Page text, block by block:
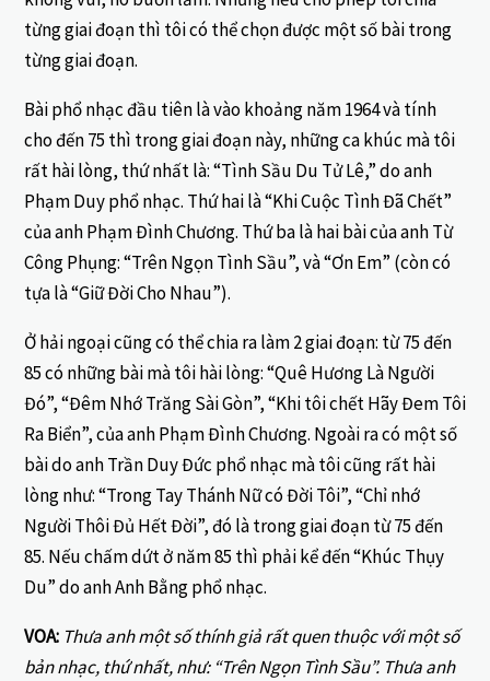
từng giai đoạn thì tôi có thể chọn được một số bài trong
từng giai đoạn.
Bài phổ nhạc đầu tiên là vào khoảng năm 1964 và tính
cho đến 75 thì trong giai đoạn này, những ca khúc mà tôi
rất hài lòng, thứ nhất là: “Tình Sầu Du Tử Lê,” do anh
Phạm Duy phổ nhạc. Thứ hai là “Khi Cuộc Tình Đã Chết”
của anh Phạm Đình Chương. Thứ ba là hai bài của anh Từ
Công Phụng: “Trên Ngọn Tình Sầu”, và “Ơn Em” (còn có
tựa là “Giữ Đời Cho Nhau”).
Ở hải ngoại cũng có thể chia ra làm 2 giai đoạn: từ 75 đến
85 có những bài mà tôi hài lòng: “Quê Hương Là Người
Đó”, “Đêm Nhớ Trăng Sài Gòn”, “Khi tôi chết Hãy Đem Tôi
Ra Biển”, của anh Phạm Đình Chương. Ngoài ra có một số
bài do anh Trần Duy Đức phổ nhạc mà tôi cũng rất hài
lòng như: “Trong Tay Thánh Nữ có Đời Tôi”, “Chỉ nhớ
Người Thôi Đủ Hết Đời”, đó là trong giai đoạn từ 75 đến
85. Nếu chấm dứt ở năm 85 thì phải kể đến “Khúc Thụy
Du” do anh Anh Bằng phổ nhạc.
VOA: Thưa anh một số thính giả rất quen thuộc với một số
bản nhạc, thứ nhất, như: “Trên Ngọn Tình Sầu”. Thưa anh